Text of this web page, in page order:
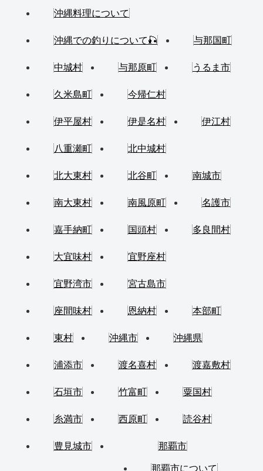
沖縄料理について
沖縄での釣りについて🎣 与那国町
中城村 与那原町 うるま市
久米島町 今帰仁村
伊平屋村 伊是名村 伊江村
八重瀬町 北中城村
北大東村 北谷町 南城市
南大東村 南風原町 名護市
嘉手納町 国頭村 多良間村
大宜味村 宜野座村
宜野湾市 宮古島市
座間味村 恩納村 本部町
東村 沖縄市 沖縄県
浦添市 渡名喜村 渡嘉敷村
石垣市 竹富町 粟国村
糸満市 西原町 読谷村
豊見城市 那覇市
那覇市について